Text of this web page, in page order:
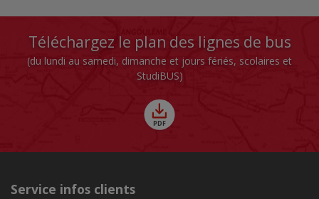
Téléchargez le plan des lignes de bus
(du lundi au samedi, dimanche et jours fériés, scolaires et
StudiBUS)
Service infos clients